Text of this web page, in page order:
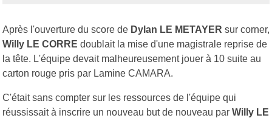
Après l'ouverture du score de Dylan LE METAYER sur corner,
Willy LE CORRE doublait la mise d'une magistrale reprise de
la tête. L'équipe devait malheureusement jouer à 10 suite au
carton rouge pris par Lamine CAMARA.
C'était sans compter sur les ressources de l'équipe qui
réussissait à inscrire un nouveau but de nouveau par Willy LE